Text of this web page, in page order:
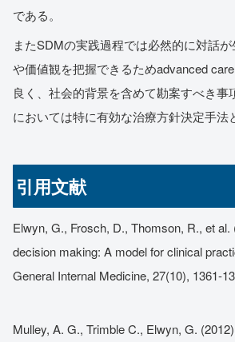
である。
またSDMの実践過程では必然的に対話
や価値観を把握できるためadvanced
良く、社会的背景を含めて勘案すべき事
においては特に有効な治療方針決定手法
引用文献
Elwyn, G., Frosch, D., Thomson, R., et al.
decision making: A model for clinical
General Internal Medicine, 27(10), 1361-
Mulley, A. G., Trimble C., Elwyn, G.